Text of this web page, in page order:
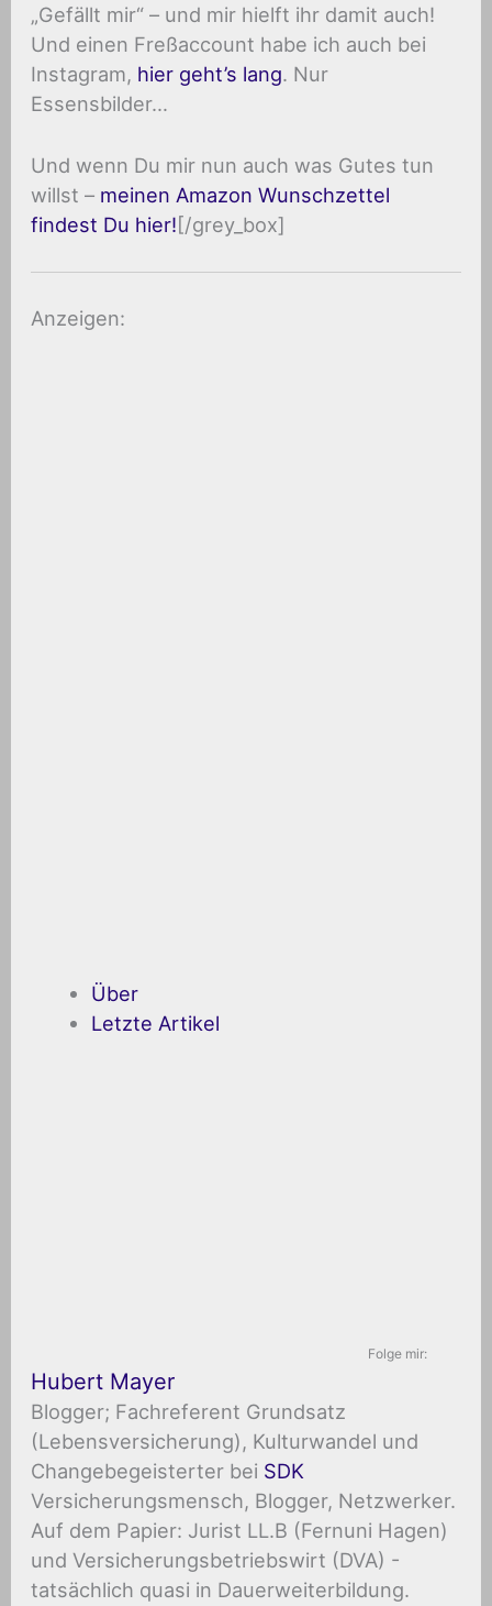
„Gefällt mir“ – und mir hielft ihr damit auch!
Und einen Freßaccount habe ich auch bei
Instagram, hier geht’s lang. Nur
Essensbilder…
Und wenn Du mir nun auch was Gutes tun
willst – meinen Amazon Wunschzettel
findest Du hier![/grey_box]
Anzeigen:
Über
Letzte Artikel
Folge mir:
Hubert Mayer
Blogger; Fachreferent Grundsatz
(Lebensversicherung), Kulturwandel und
Changebegeisterter bei SDK
Versicherungsmensch, Blogger, Netzwerker.
Auf dem Papier: Jurist LL.B (Fernuni Hagen)
und Versicherungsbetriebswirt (DVA) -
tatsächlich quasi in Dauerweiterbildung.